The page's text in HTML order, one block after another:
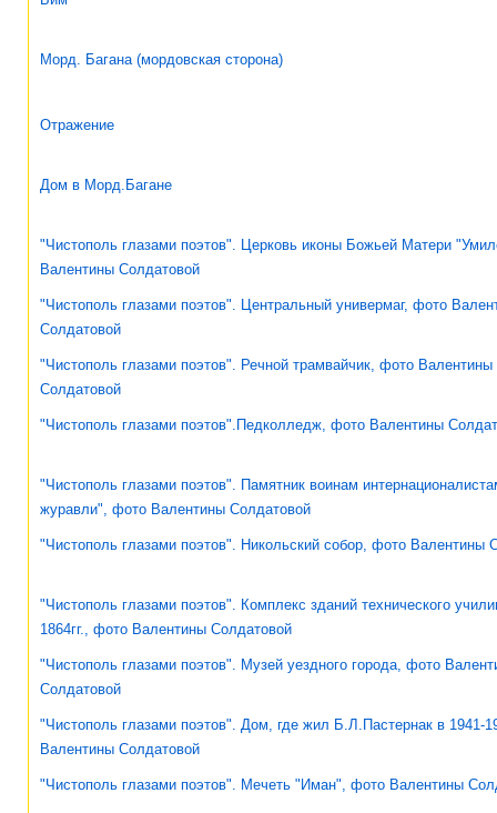
Морд. Багана (мордовская сторона)
Отражение
Дом в Морд.Багане
"Чистополь глазами поэтов". Церковь иконы Божьей Матери
Валентины Солдатовой
"Чистополь глазами поэтов". Центральный универмаг, фото
Солдатовой
"Чистополь глазами поэтов". Речной трамвайчик, фото Валентины
Солдатовой
"Чистополь глазами поэтов".Педколледж, фото Валентины
"Чистополь глазами поэтов". Памятник воинам
журавли", фото Валентины Солдатовой
"Чистополь глазами поэтов". Никольский собор, фото Валентины
"Чистополь глазами поэтов". Комплекс зданий технического
1864гг., фото Валентины Солдатовой
"Чистополь глазами поэтов". Музей уездного города, фото
Солдатовой
"Чистополь глазами поэтов". Дом, где жил Б.Л.Пастернак в 1941-
Валентины Солдатовой
"Чистополь глазами поэтов". Мечеть "Иман", фото Валентины